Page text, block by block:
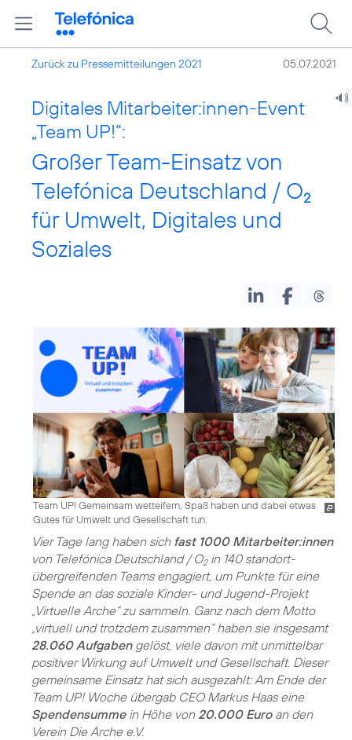
Zurück zu Pressemitteilungen 2021 05.07.2021
Digitales Mitarbeiter:innen-Event
„Team UP!“:
Großer Team-Einsatz von
Telefónica Deutschland / O2
für Umwelt, Digitales und
Soziales
Team UP! Gemeinsam wetteifern, Spaß haben und dabei etwas
Gutes für Umwelt und Gesellschaft tun.
Vier Tage lang haben sich fast 1000 Mitarbeiter:innen
von Telefónica Deutschland / O2in 140 standort­
übergrei­fenden Teams engagiert, um Punkte für eine
Spende an das soziale Kinder- und Jugend-Projekt
„Virtuelle Arche“ zu sammeln. Ganz nach dem Motto
„virtuell und trotzdem zusammen“ haben sie insgesamt
28.060 Aufgabengelöst, viele davon mit unmittelbar
positiver Wirkung auf Umwelt und Gesellschaft. Dieser
gemeinsame Einsatz hat sich ausgezahlt: Am Ende der
Team UP! Woche übergab CEO Markus Haas eine
Spendensummein Höhe von 20.000 Euroan den
Verein Die Arche e.V.